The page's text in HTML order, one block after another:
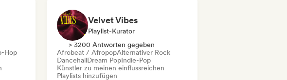
Hop
Velvet Vibes
Playlist-Kurator
> 3200 Antworten gegeben
Afrobeat / AfropopAlternativer Rock
DancehallDream PopIndie-Pop
Künstler zu meinen einflussreichen
Playlists hinzufügen